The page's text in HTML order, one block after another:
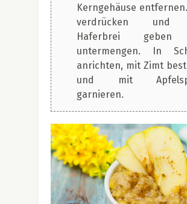
Kerngehäuse
verdrücken und
Haferbrei geben
untermengen. In
anrichten, mit Zimt
und mit
garnieren.